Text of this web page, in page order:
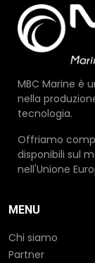
MBC Marine è
nella
tecnologia.
Offriamo
disponibili sul
nell'Unione
MENU
Chi siamo
Partner